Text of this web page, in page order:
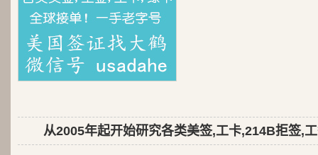
从2005年起开始研究各类美签,工卡,214B拒签,